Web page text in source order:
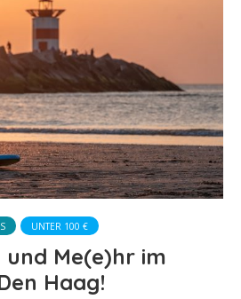
UNTER 100 €
Me(e)hr im
Haag!